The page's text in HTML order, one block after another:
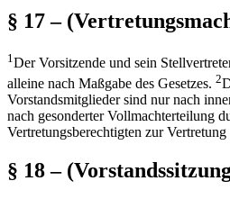
§ 17 –
1Der Vorsitzende und sein
alleine nach Maßgabe des Gesetzes. 2
Vorstandsmitglieder sind nur nach
nach gesonderter Vollmachterteilung
Vertretungsberechtigten zur
§ 18 –